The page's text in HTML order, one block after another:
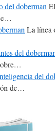
del doberman
La línea
del
del
de…